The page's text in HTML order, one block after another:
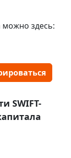
можно здесь:
SWIFT-